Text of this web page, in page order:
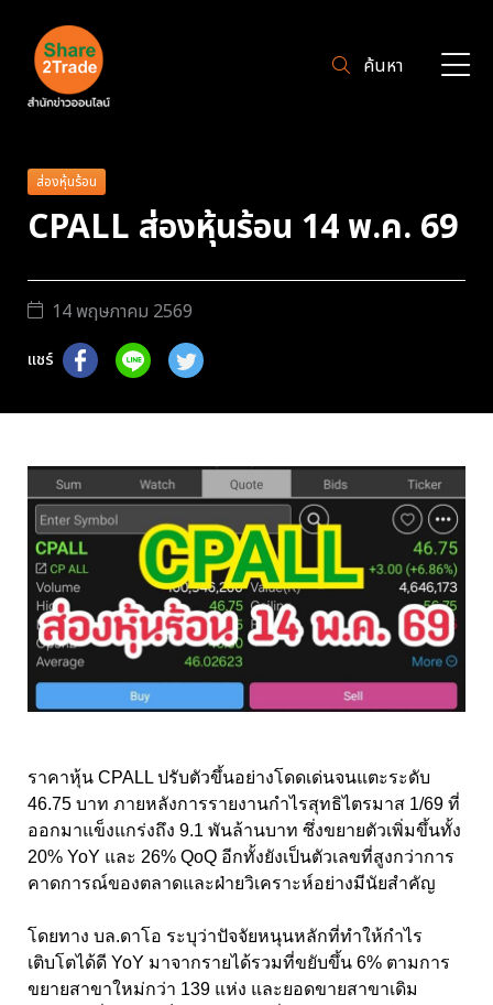
ค้นหา
ส่องหุ้นร้อน
CPALL ส่องหุ้นร้อน 14 พ.ค. 69
14 พฤษภาคม 2569
แชร์
ราคาหุ้น CPALL ปรับตัวขึ้นอย่างโดดเด่นจนแตะระดับ
46.75 บาท ภายหลังการรายงานกำไรสุทธิไตรมาส 1/69 ที่
ออกมาแข็งแกร่งถึง 9.1 พันล้านบาท ซึ่งขยายตัวเพิ่มขึ้นทั้ง
20% YoY และ 26% QoQ อีกทั้งยังเป็นตัวเลขที่สูงกว่าการ
คาดการณ์ของตลาดและฝ่ายวิเคราะห์อย่างมีนัยสำคัญ
โดยทาง บล.ดาโอ ระบุว่าปัจจัยหนุนหลักที่ทำให้กำไร
เติบโตได้ดี YoY มาจากรายได้รวมที่ขยับขึ้น 6% ตามการ
ขยายสาขาใหม่กว่า 139 แห่ง และยอดขายสาขาเดิม